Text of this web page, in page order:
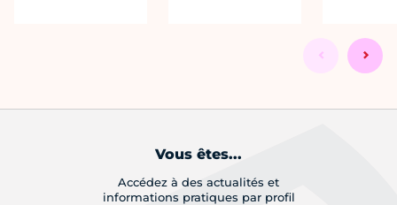
Vous êtes...
Accédez à des actualités et
informations pratiques par profil